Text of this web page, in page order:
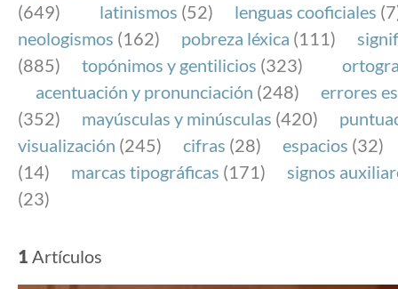
(649)
latinismos (52) lenguas cooficiales
neologismos (162) pobreza léxica (111)
(885)
topónimos y gentilicios (323)
acentuación y pronunciación (248)
errores
(352)
mayúsculas y minúsculas (420)
visualización (245) cifras (28) espacios (32)
(14)
marcas tipográficas (171)
signos
(23)
1 Artículos